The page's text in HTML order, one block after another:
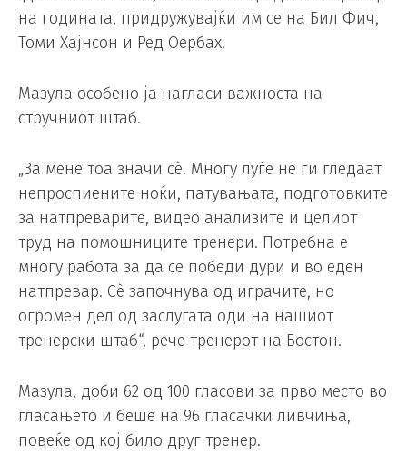
на годината, придружувајќи им се на Бил Фич,
Томи Хајнсон и Ред Оербах.
Мазула особено ја нагласи важноста на
стручниот штаб.
„За мене тоа значи сè. Многу луѓе не ги гледаат
непроспиените ноќи, патувањата, подготовките
за натпреварите, видео анализите и целиот
труд на помошниците тренери. Потребна е
многу работа за да се победи дури и во еден
натпревар. Сè започнува од играчите, но
огромен дел од заслугата оди на нашиот
тренерски штаб“, рече тренерот на Бостон.
Мазула, доби 62 од 100 гласови за прво место во
гласањето и беше на 96 гласачки ливчиња,
повеќе од кој било друг тренер.